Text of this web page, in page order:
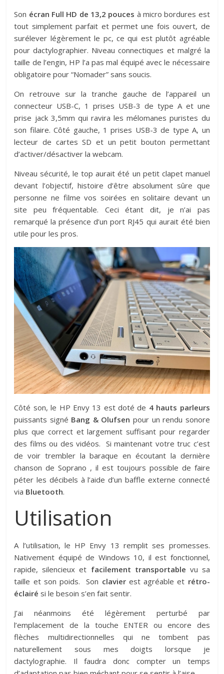
Son écran Full HD de 13,2 pouces à micro bordures est
tout simplement parfait et permet une fois ouvert, de
surélever légèrement le pc, ce qui est plutôt agréable
pour dactylographier. Niveau connectiques et malgré la
taille de l’engin, HP l’a pas mal équipé avec le nécessaire
obligatoire pour “Nomader” sans soucis.
On retrouve sur la tranche gauche de l’appareil un
connecteur USB-C, 1 prises USB-3 de type A et une
prise jack 3,5mm qui ravira les mélomanes puristes du
son filaire. Côté gauche, 1 prises USB-3 de type A, un
lecteur de cartes SD et un petit bouton permettant
d’activer/désactiver la webcam.
Niveau sécurité, le top aurait été un petit clapet manuel
devant l’objectif, histoire d’être absolument sûre que
personne ne filme vos soirées en solitaire devant un
site peu fréquentable. Ceci étant dit, je n’ai pas
remarqué la présence d’un port RJ45 qui aurait été bien
utile pour les pros.
Côté son, le HP Envy 13 est doté de 4 hauts parleurs
puissants signé Bang & Olufsen pour un rendu sonore
plus que correct et largement suffisant pour regarder
des films ou des vidéos. Si maintenant votre truc c’est
de voir trembler la baraque en écoutant la dernière
chanson de Soprano , il est toujours possible de faire
péter les décibels à l’aide d’un baffle externe connecté
via Bluetooth.
Utilisation
A l’utilisation, le HP Envy 13 remplit ses promesses.
Nativement équipé de Windows 10, il est fonctionnel,
rapide, silencieux et facilement transportable vu sa
taille et son poids. Son clavierest agréable et rétro-
éclairé si le besoin s’en fait sentir.
J’ai néanmoins été légèrement perturbé par
l’emplacement de la touche ENTER ou encore des
flèches multidirectionnelles qui ne tombent pas
naturellement sous mes doigts lorsque je
dactylographie. Il faudra donc compter un temps